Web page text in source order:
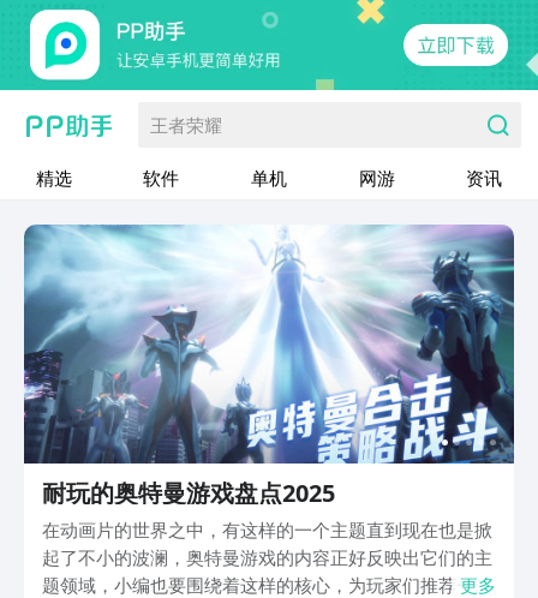
王者荣耀
精选 软件 单机 网游 资讯
耐玩的奥特曼游戏盘点2025
在动画片的世界之中，有这样的一个主题直到现在也是掀
起了不小的波澜，奥特曼游戏的内容正好反映出它们的主
题领域，小编也要围绕着这样的核心，为玩家们推荐一些
更多